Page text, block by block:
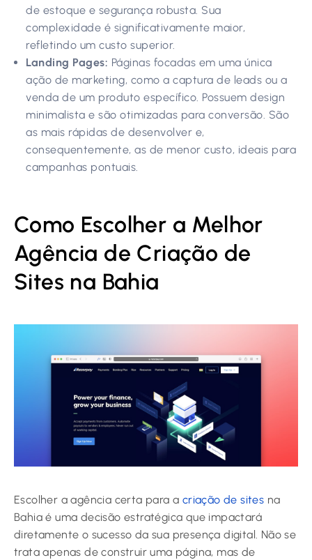
de estoque e segurança robusta. Sua
complexidade é significativamente maior,
refletindo um custo superior.
Landing Pages: Páginas focadas em uma única
ação de marketing, como a captura de leads ou a
venda de um produto específico. Possuem design
minimalista e são otimizadas para conversão. São
as mais rápidas de desenvolver e,
consequentemente, as de menor custo, ideais para
campanhas pontuais.
Como Escolher a Melhor
Agência de Criação de
Sites na Bahia
Escolher a agência certa para a criação de sites na
Bahia é uma decisão estratégica que impactará
diretamente o sucesso da sua presença digital. Não se
trata apenas de construir uma página, mas de